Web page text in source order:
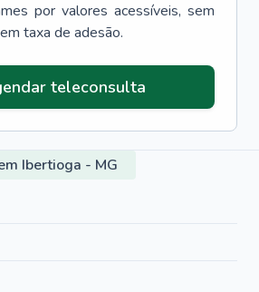
por valores acessíveis, sem
taxa de adesão.
teleconsulta
Ibertioga - MG